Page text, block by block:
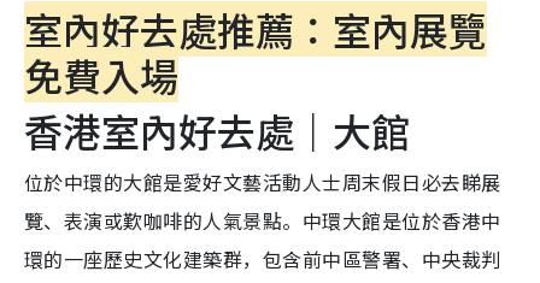
室內好去處推薦：室內展覽
免費入場
香港室內好去處｜大館
位於中環的大館是愛好文藝活動人士周末假日必去睇展
覽、表演或歎咖啡的人氣景點。中環大館是位於香港中
環的一座歷史文化建築群，包含前中區警署、中央裁判